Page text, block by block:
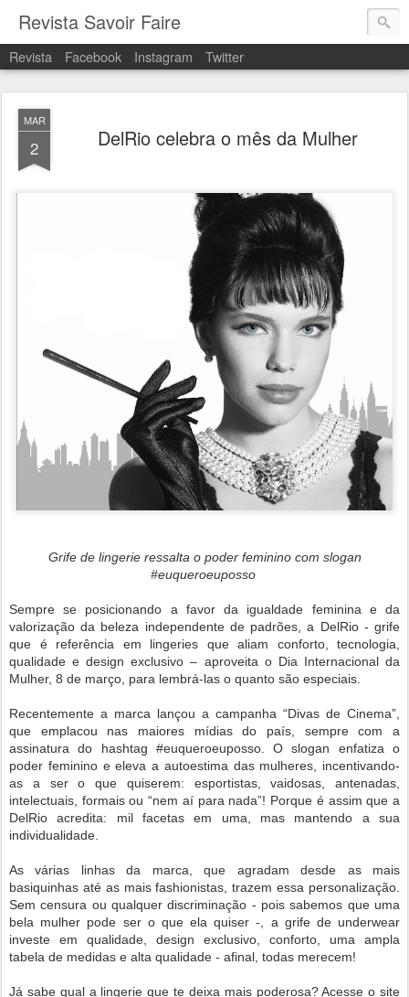
Revista Savoir Faire
Revista Facebook Instagram Twitter
MAR
2 DelRio celebra o mês da Mulher
Grife de lingerie ressalta o poder feminino com slogan
#euqueroeuposso
Sempre se posicionando a favor da igualdade feminina e da
valorização da beleza independente de padrões, a DelRio - grife
que é referência em lingeries que aliam conforto, tecnologia,
qualidade e design exclusivo – aproveita o Dia Internacional da
Mulher, 8 de março, para lembrá-las o quanto são especiais.
Recentemente a marca lançou a campanha “Divas de Cinema”,
que emplacou nas maiores mídias do país, sempre com a
assinatura do hashtag #euqueroeuposso. O slogan enfatiza o
poder feminino e eleva a autoestima das mulheres, incentivando-
as a ser o que quiserem: esportistas, vaidosas, antenadas,
intelectuais, formais ou “nem aí para nada”! Porque é assim que a
DelRio acredita: mil facetas em uma, mas mantendo a sua
individualidade.
As várias linhas da marca, que agradam desde as mais
basiquinhas até as mais fashionistas, trazem essa personalização.
Sem censura ou qualquer discriminação - pois sabemos que uma
bela mulher pode ser o que ela quiser -, a grife de underwear
investe em qualidade, design exclusivo, conforto, uma ampla
tabela de medidas e alta qualidade - afinal, todas merecem!
Já sabe qual a lingerie que te deixa mais poderosa? Acesse o site